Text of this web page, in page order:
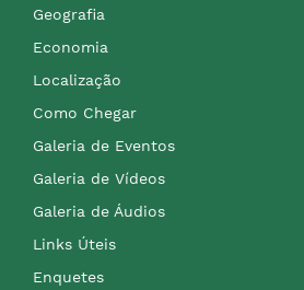
Geografia
Economia
Localização
Como Chegar
Galeria de Eventos
Galeria de Vídeos
Galeria de Áudios
Links Úteis
Enquetes